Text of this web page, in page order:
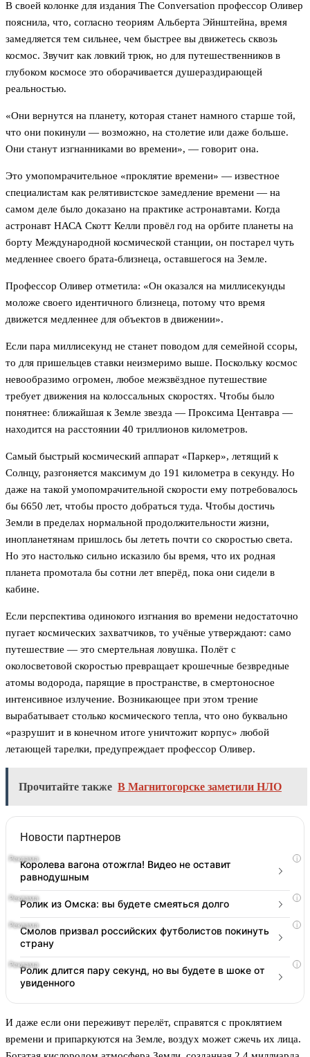
В своей колонке для издания The Conversation профессор Оливер
пояснила, что, согласно теориям Альберта Эйнштейна, время
замедляется тем сильнее, чем быстрее вы движетесь сквозь
космос. Звучит как ловкий трюк, но для путешественников в
глубоком космосе это оборачивается душераздирающей
реальностью.
«Они вернутся на планету, которая станет намного старше той,
что они покинули — возможно, на столетие или даже больше.
Они станут изгнанниками во времени», — говорит она.
Это умопомрачительное «проклятие времени» — известное
специалистам как релятивистское замедление времени — на
самом деле было доказано на практике астронавтами. Когда
астронавт НАСА Скотт Келли провёл год на орбите планеты на
борту Международной космической станции, он постарел чуть
медленнее своего брата-близнеца, оставшегося на Земле.
Профессор Оливер отметила: «Он оказался на миллисекунды
моложе своего идентичного близнеца, потому что время
движется медленнее для объектов в движении».
Если пара миллисекунд не станет поводом для семейной ссоры,
то для пришельцев ставки неизмеримо выше. Поскольку космос
невообразимо огромен, любое межзвёздное путешествие
требует движения на колоссальных скоростях. Чтобы было
понятнее: ближайшая к Земле звезда — Проксима Центавра —
находится на расстоянии 40 триллионов километров.
Самый быстрый космический аппарат «Паркер», летящий к
Солнцу, разгоняется максимум до 191 километра в секунду. Но
даже на такой умопомрачительной скорости ему потребовалось
бы 6650 лет, чтобы просто добраться туда. Чтобы достичь
Земли в пределах нормальной продолжительности жизни,
инопланетянам пришлось бы лететь почти со скоростью света.
Но это настолько сильно исказило бы время, что их родная
планета промотала бы сотни лет вперёд, пока они сидели в
кабине.
Если перспектива одинокого изгнания во времени недостаточно
пугает космических захватчиков, то учёные утверждают: само
путешествие — это смертельная ловушка. Полёт с
околосветовой скоростью превращает крошечные безвредные
атомы водорода, парящие в пространстве, в смертоносное
интенсивное излучение. Возникающее при этом трение
вырабатывает столько космического тепла, что оно буквально
«разрушит и в конечном итоге уничтожит корпус» любой
летающей тарелки, предупреждает профессор Оливер.
Прочитайте также В Магнитогорске заметили НЛО
Новости партнеров
i
Королева вагона отожгла! Видео не оставит
равнодушным
i
Ролик из Омска: вы будете смеяться долго
i
Смолов призвал российских футболистов покинуть
страну
i
Ролик длится пару секунд, но вы будете в шоке от
увиденного
И даже если они переживут перелёт, справятся с проклятием
времени и припаркуются на Земле, воздух может сжечь их лица.